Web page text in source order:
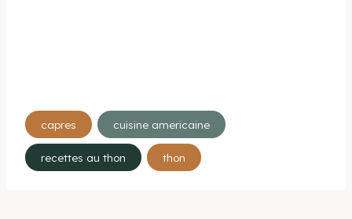
Étiquettes
de
la
capres cuisine americaine
recettes au thon thon